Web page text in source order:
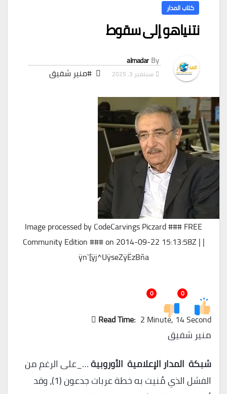
كتاب المدار
نتنياهو إلى سقوط
By
almadar
سبتمبر 3, 2025 #منير شفيق
Image processed by CodeCarvings Piczard ### FREE
Community Edition ### on 2014-09-22 15:13:58Z | |
ÿn`[ÿj^UÿseZÿËzBña
0
0
Read Time: 2 Minute, 14 Second
منير شفيق
شبكة المدار الإعلامية الأوروبية…_على الرغم من
الفشل الذي مُنيت به خطة عربات جدعون (1)، وقد